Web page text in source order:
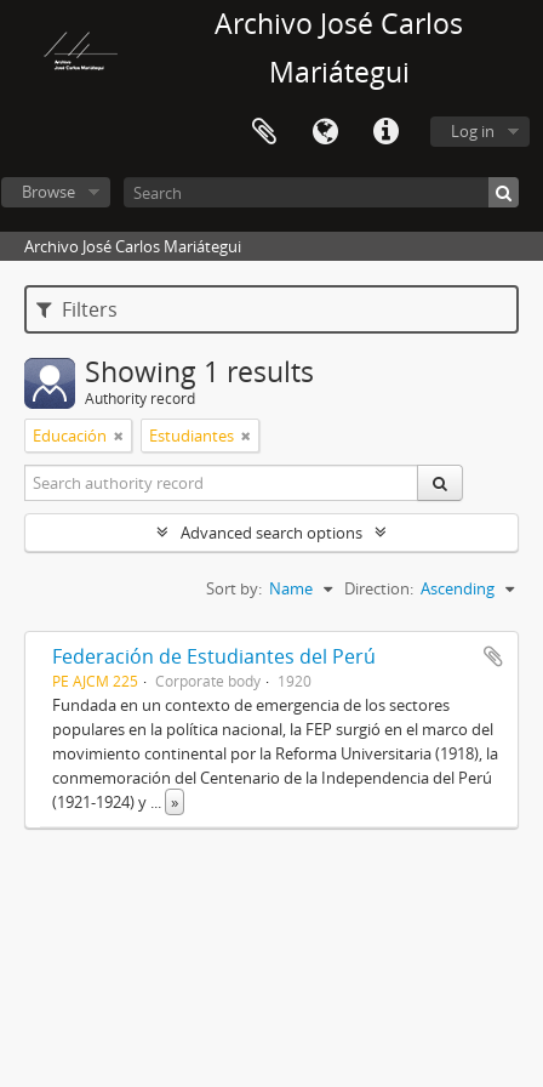
Archivo José Carlos
Mariátegui
Log in
Browse
Archivo José Carlos Mariátegui
Filters
Showing 1 results
Authority record
Educación Estudiantes
Advanced search options
Sort by: Name Direction: Ascending
Federación de Estudiantes del Perú
PE AJCM 225 Corporate body 1920
Fundada en un contexto de emergencia de los sectores
populares en la política nacional, la FEP surgió en el marco del
movimiento continental por la Reforma Universitaria (1918), la
conmemoración del Centenario de la Independencia del Perú
(1921-1924) y ... »